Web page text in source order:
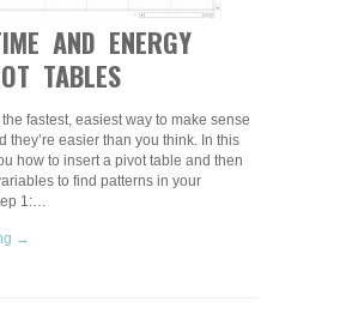
AND ENERGY
TABLES
fastest, easiest way to make sense
they’re easier than you think. In this
how to insert a pivot table and then
to find patterns in your
1:…
→